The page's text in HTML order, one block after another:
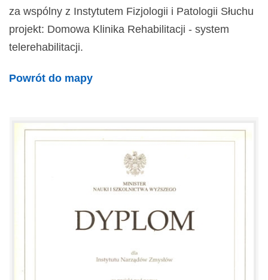
za wspólny z Instytutem Fizjologii i Patologii Słuchu
projekt: Domowa Klinika Rehabilitacji - system
telerehabilitacji.
Powrót do mapy